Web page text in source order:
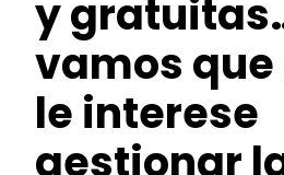
y
vamos
le interese
gestionar